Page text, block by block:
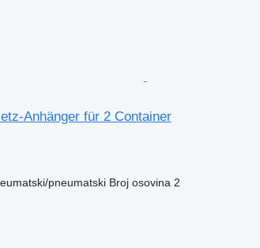
Anhänger für 2 Container
pneumatski Broj osovina 2